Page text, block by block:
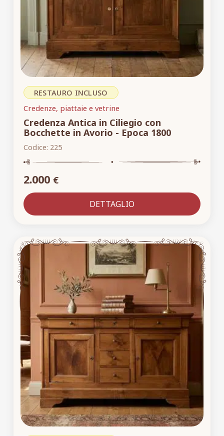
RESTAURO INCLUSO
Credenze, piattaie e vetrine
Credenza Antica in Ciliegio con
Bocchette in Avorio - Epoca 1800
Codice: 225
2.000 €
DETTAGLIO